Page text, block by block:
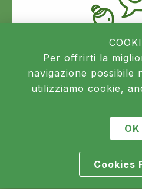
Visita
La visita ayurvedica è
completa che
costituzione individuale
Per offrirti la
navigazione possibile
utilizziamo cookie,
OK
Cookies